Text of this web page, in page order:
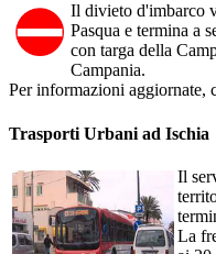
Il divieto d'imbarco
Pasqua e termina a
con targa della
Campania.
Per informazioni aggiornate,
Trasporti Urbani ad Ischia
Il
La